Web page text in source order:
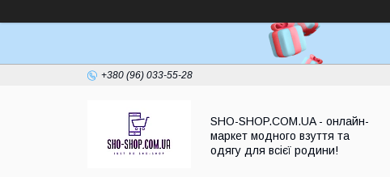
+380 (96) 033-55-28
SHO-SHOP.COM.UA - онлайн-
маркет модного взуття та
одягу для всієї родини!